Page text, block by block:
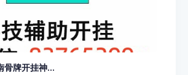
骨牌开挂神...